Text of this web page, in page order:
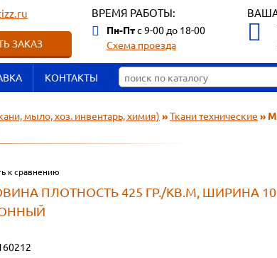
ЗАКАЗ
ВРЕМЯ РАБОТЫ:
Пн-Птс 9-00 до 18-00
Схема проезда
КОНТАКТЫ
мыло, хоз. инвентарь, химия) »Ткани технические »
к сравнению
ПЛОТНОСТЬ 425 ГР./КВ.М, ШИРИНА